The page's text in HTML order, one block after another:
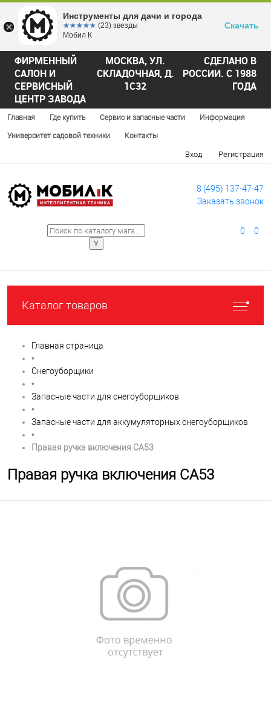
ФИРМЕННЫЙ
САЛОН И
СЕРВИСНЫЙ
ЦЕНТР ЗАВОДА
МОСКВА, УЛ.
СКЛАДОЧНАЯ, Д.
1С32
СДЕЛАНО В
РОССИИ. С 1988
ГОДА
Главная Где купить Сервис и запасные части Информация
Университет садовой техники Контакты
Вход Регистрация
8 (495) 137-47-47
Заказать звонок
0 0
Каталог товаров
Главная страница
•
Снегоуборщики
•
Запасные части для снегоуборщиков
•
Запасные части для аккумуляторных снегоуборщиков
•
Правая ручка включения CA53
Правая ручка включения CA53
Инструменты для дачи и города
☆☆☆☆☆
★★★★★ (23) звезды
Мобил К
Скачать